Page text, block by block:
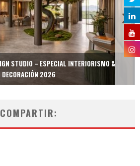
STUDIO – ESPECIAL INTERIORISMO &
DECORACIÓN 2026
COMPARTIR: